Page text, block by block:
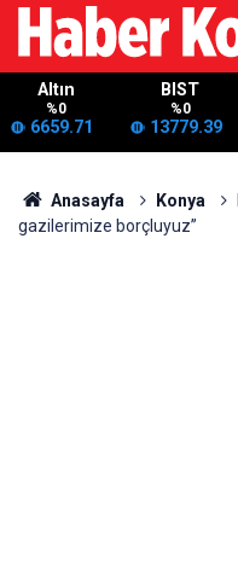
Altın
%0
6659.71
BIST
%0
13779.39
Anasayfa Konya
gazilerimize borçluyuz”